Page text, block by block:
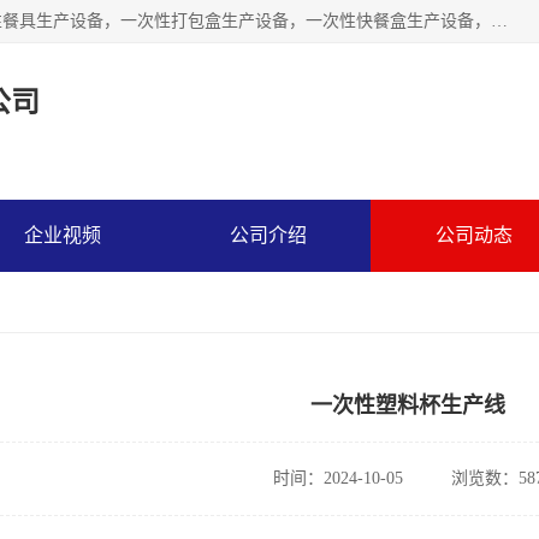
鑫正来是家生产一次性餐具机器设备企业，经营产品有一次性餐具生产设备，一次性打包盒生产设备，一次性快餐盒生产设备，一次性水晶餐具生产设备，一次性塑料餐盒生产设备，一次性外卖饭盒生产设备，一次性餐具机器，一次性打包盒机器，一次性快餐盒机器，一次性塑料餐盒机器，打包盒设备，快餐盒设备，打包盒模具，快餐盒模具，鑫正来设备等
司
企业视频 公司介绍 公司动态
一次性塑料杯生产线
时间：2024-10-05 浏览数：